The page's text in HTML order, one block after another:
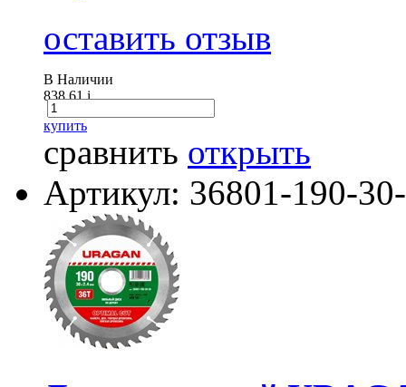
оставить отзыв
В Наличии
838.61i
купить
сравнить открыть
Артикул: 36801-190-